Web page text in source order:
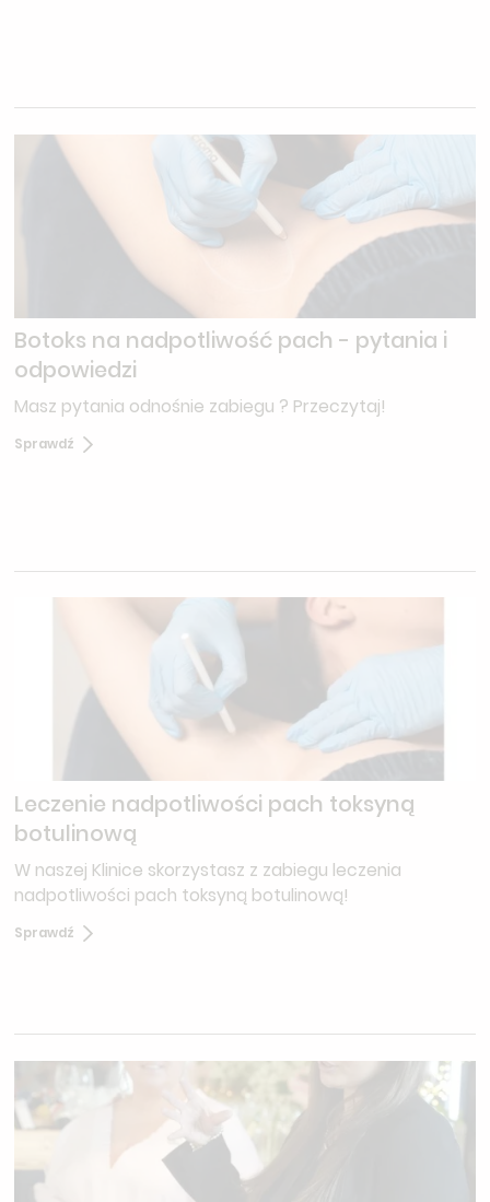
Botoks na nadpotliwość pach - pytania i
odpowiedzi
Masz pytania odnośnie zabiegu ? Przeczytaj!
Sprawdź
Leczenie nadpotliwości pach toksyną
botulinową
W naszej Klinice skorzystasz z zabiegu leczenia
nadpotliwości pach toksyną botulinową!
Sprawdź